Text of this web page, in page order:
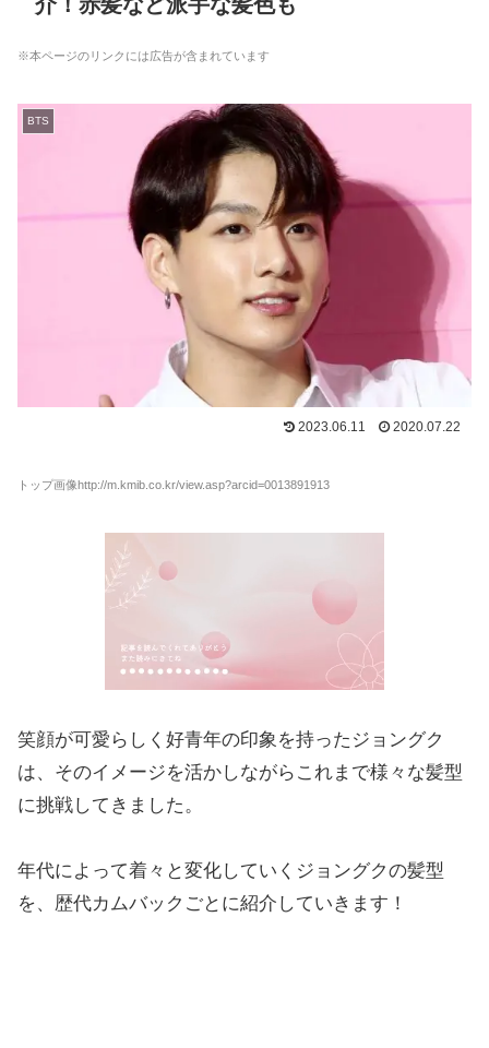
※本ページのリンクには広告が含まれています
BTS
2023.06.11 2020.07.22
トップ画像http://m.kmib.co.kr/view.asp?arcid=0013891913
笑顔が可愛らしく好青年の印象を持ったジョングク
は、そのイメージを活かしながらこれまで様々な髪型
に挑戦してきました。
年代によって着々と変化していくジョングクの髪型
を、歴代カムバックごとに紹介していきます！